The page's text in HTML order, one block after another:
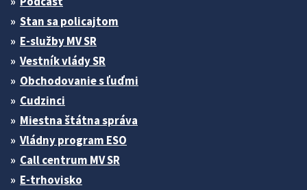
Stan sa policajtom
E-služby MV SR
Vestník vlády SR
Obchodovanie s ľuďmi
Cudzinci
Miestna štátna správa
Vládny program ESO
Call centrum MV SR
E-trhovisko